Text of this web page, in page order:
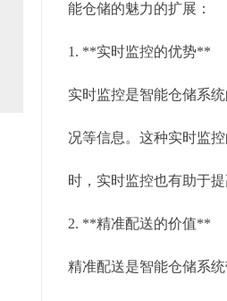
能仓储的魅力的扩展：
1. **实时监控的优势**
实时监控是智能仓储系
况等信息。这种实时监
时，实时监控也有助于
2. **精准配送的价值**
精准配送是智能仓储系